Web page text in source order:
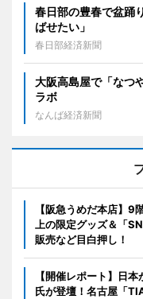
春日部の豊春で盆踊
ばせたい」
春日部経済新聞
大阪高島屋で「なつ
ラボ
なんば経済新聞
【阪急うめだ本店】
上の限定グッズ＆「
販売など目白押し！
【開催レポート】日
氏が登壇！名古屋「